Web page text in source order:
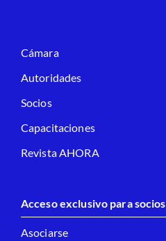
Cámara
Autoridades
Socios
Capacitaciones
Revista AHORA
Acceso exclusivo para socios
Asociarse